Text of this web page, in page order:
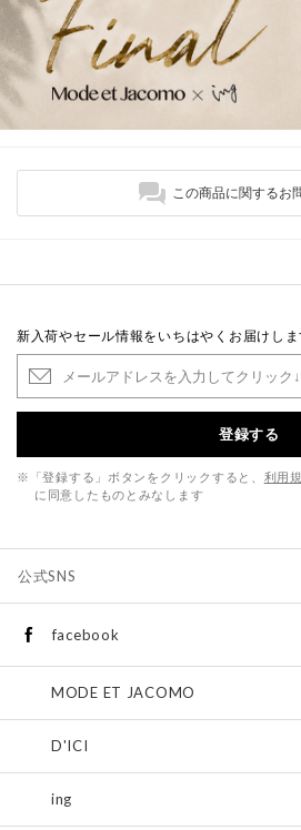
この商品に関するお
新入荷やセール情報をいちはやくお届けしま
登録する
※「登録する」ボタンをクリックすると、 利用
に同意したものとみなします
公式SNS
facebook
MODE ET JACOMO
D'ICI
ing